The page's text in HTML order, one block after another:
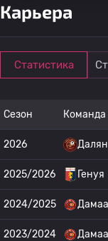
Карьера
Статистика
Сезон Команда
2026
2025/2026 Генуя
2024/2025
2023/2024